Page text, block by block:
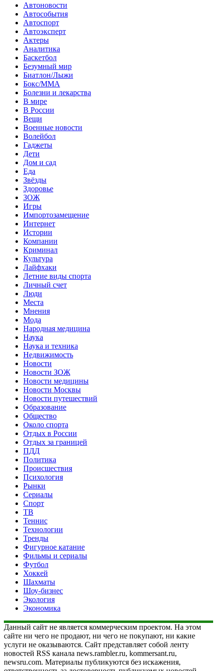
Автоновости
Автособытия
Автоспорт
Автоэксперт
Актеры
Аналитика
Баскетбол
Безумный мир
Биатлон/Лыжи
Бокс/MMA
Болезни и лекарства
В мире
В России
Вещи
Военные новости
Волейбол
Гаджеты
Дети
Дом и сад
Еда
Звёзды
Здоровье
ЗОЖ
Игры
Импортозамещение
Интернет
Истории
Компании
Криминал
Культура
Лайфхаки
Летние виды спорта
Личный счет
Люди
Места
Мнения
Мода
Народная медицина
Наука
Наука и техника
Недвижимость
Новости
Новости ЗОЖ
Новости медицины
Новости Москвы
Новости путешествий
Образование
Общество
Около спорта
Отдых в России
Отдых за границей
ПДД
Политика
Происшествия
Психология
Рынки
Сериалы
Спорт
ТВ
Теннис
Технологии
Тренды
Фигурное катание
Фильмы и сериалы
Футбол
Хоккей
Шахматы
Шоу-бизнес
Экология
Экономика
Данный сайт не является коммерческим проектом. На этом
сайте ни чего не продают, ни чего не покупают, ни какие
услуги не оказываются. Сайт представляет собой ленту
новостей RSS канала news.rambler.ru, kommersant.ru,
newsru.com. Материалы публикуются без искажения,